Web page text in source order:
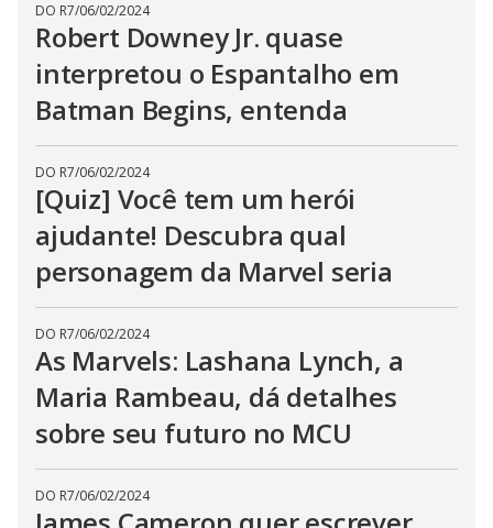
DO R7/06/02/2024
Robert Downey Jr. quase
interpretou o Espantalho em
Batman Begins, entenda
DO R7/06/02/2024
[Quiz] Você tem um herói
ajudante! Descubra qual
personagem da Marvel seria
DO R7/06/02/2024
As Marvels: Lashana Lynch, a
Maria Rambeau, dá detalhes
sobre seu futuro no MCU
DO R7/06/02/2024